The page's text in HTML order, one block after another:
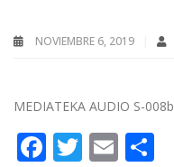
NOVIEMBRE 6, 2019
MEDIATEKA AUDIO S-008b
Facebook
Twitter
Email